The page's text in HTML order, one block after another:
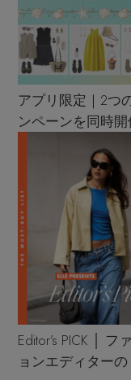
アプリ限定｜2つ
ンペーンを同時開
Editor’s PICK │ フ
ョンエディターの